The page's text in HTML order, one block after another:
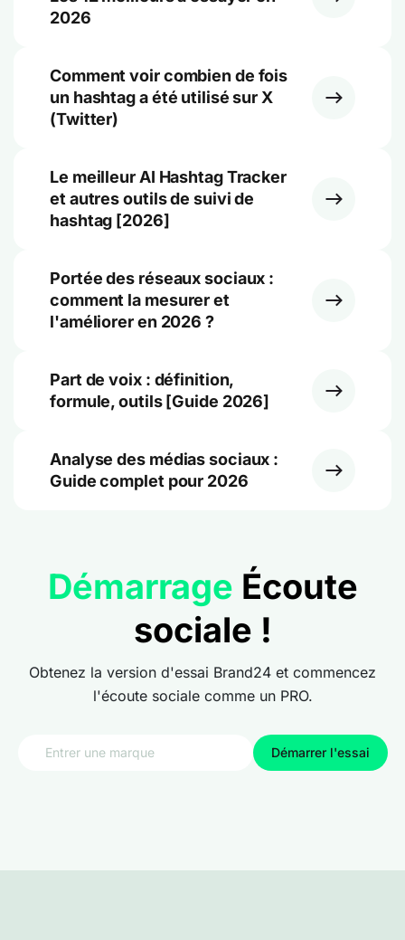
2026
Comment voir combien de fois
un hashtag a été utilisé sur X
(Twitter)
Le meilleur AI Hashtag Tracker
et autres outils de suivi de
hashtag [2026]
Portée des réseaux sociaux :
comment la mesurer et
l'améliorer en 2026 ?
Part de voix : définition,
formule, outils [Guide 2026]
Analyse des médias sociaux :
Guide complet pour 2026
Démarrage Écoute
sociale !
Obtenez la version d'essai Brand24 et commencez
l'écoute sociale comme un PRO.
Démarrer l'essai